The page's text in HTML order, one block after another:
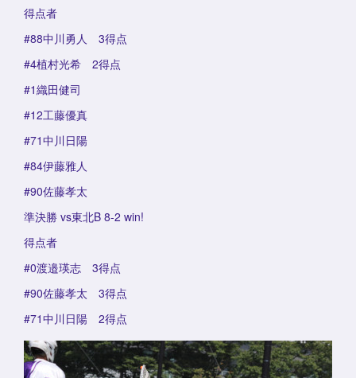
得点者
#88中川勇人 3得点
#4植村光希 2得点
#1織田健司
#12工藤優真
#71中川日陽
#84伊藤雅人
#90佐藤孝太
準決勝 vs東北B 8-2 win!
得点者
#0渡邉瑛志 3得点
#90佐藤孝太 3得点
#71中川日陽 2得点